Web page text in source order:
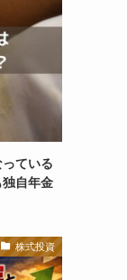
ている
自年金
株式投資